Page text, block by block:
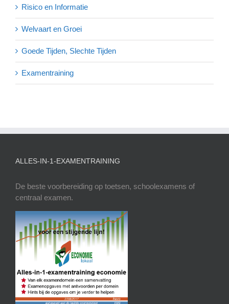
Risico en Informatie
Welvaart en Groei
Goede Tijden, Slechte Tijden
Examentraining
ALLES-IN-1-EXAMENTRAINING
De beste voorbereiding op toetsen, schoolexamens of
centraal examen.